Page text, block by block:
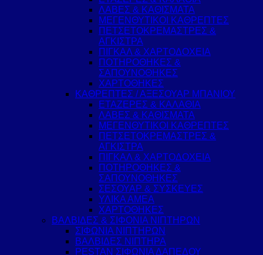
ΛΑΒΕΣ & ΚΑΘΙΣΜΑΤΑ
ΜΕΓΕΝΘΥΤΙΚΟΙ ΚΑΘΡΕΠΤΕΣ
ΠΕΤΣΕΤΟΚΡΕΜΑΣΤΡΕΣ &
ΑΓΚΙΣΤΡΑ
ΠΙΓΚΑΛ & ΧΑΡΤΟΔΟΧΕΙΑ
ΠΟΤΗΡΟΘΗΚΕΣ &
ΣΑΠΟΥΝΟΘΗΚΕΣ
ΧΑΡΤΟΘΗΚΕΣ
ΚΑΘΡΕΠΤΕΣ / ΑΞΕΣΟΥΑΡ ΜΠΑΝΙΟΥ
ΕΤΑΖΕΡΕΣ & ΚΑΛΑΘΙΑ
ΛΑΒΕΣ & ΚΑΘΙΣΜΑΤΑ
ΜΕΓΕΝΘΥΤΙΚΟΙ ΚΑΘΡΕΠΤΕΣ
ΠΕΤΣΕΤΟΚΡΕΜΑΣΤΡΕΣ &
ΑΓΚΙΣΤΡΑ
ΠΙΓΚΑΛ & ΧΑΡΤΟΔΟΧΕΙΑ
ΠΟΤΗΡΟΘΗΚΕΣ &
ΣΑΠΟΥΝΟΘΗΚΕΣ
ΣΕΣΟΥΑΡ & ΣΥΣΚΕΥΕΣ
ΥΛΙΚΑ ΑΜΕΑ
ΧΑΡΤΟΘΗΚΕΣ
ΒΑΛΒΙΔΕΣ & ΣΙΦΟΝΙΑ ΝΙΠΤΗΡΩΝ
ΣΙΦΩΝΙΑ ΝΙΠΤΗΡΩΝ
ΒΑΛΒΙΔΕΣ ΝΙΠΤΗΡΑ
PESTAN ΣΙΦΩΝΙΑ ΔΑΠΕΔΟΥ